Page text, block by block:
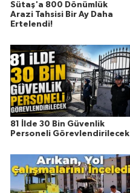
Sütaş'a 800 Dönümlük
Arazi Tahsisi Bir Ay Daha
Ertelendi!
81 İlde 30 Bin Güvenlik
Personeli Görevlendirilecek